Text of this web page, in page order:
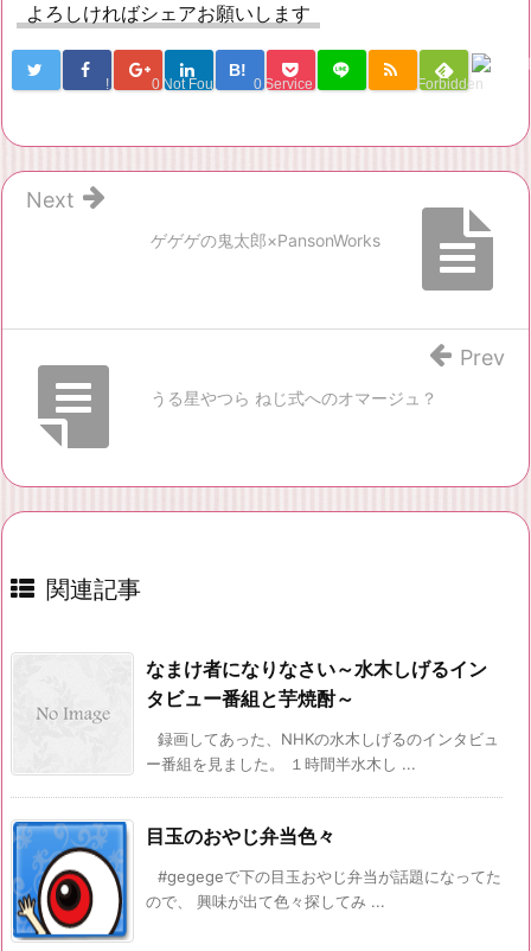
よろしければシェアお願いします
! 0 Not Found
B!
0 Service Una Forbidden
ゲゲゲの鬼太郎×PansonWorks
Next
うる星やつら ねじ式へのオマージュ？
Prev
関連記事
なまけ者になりなさい～水木しげるイン
タビュー番組と芋焼酎～
録画してあった、NHKの水木しげるのインタビュ
ー番組を見ました。 １時間半水木し ...
目玉のおやじ弁当色々
#gegegeで下の目玉おやじ弁当が話題になってた
ので、 興味が出て色々探してみ ...